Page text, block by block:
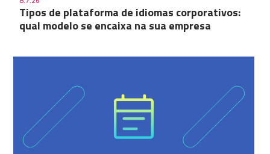
Tipos de plataforma de idiomas corporativos:
qual modelo se encaixa na sua empresa